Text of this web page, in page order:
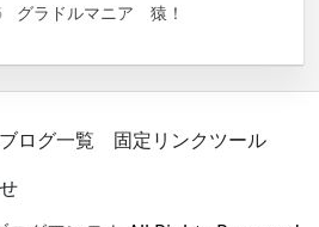
グラドルマニア 猿！
ログ一覧
固定リンクツール